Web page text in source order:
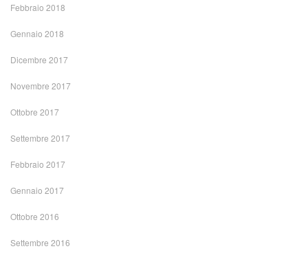
Febbraio 2018
Gennaio 2018
Dicembre 2017
Novembre 2017
Ottobre 2017
Settembre 2017
Febbraio 2017
Gennaio 2017
Ottobre 2016
Settembre 2016